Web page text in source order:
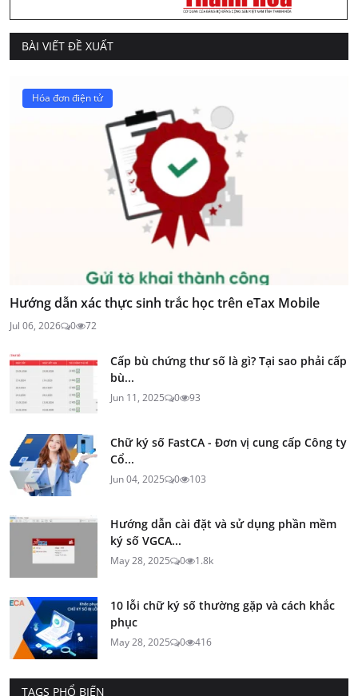
BÀI VIẾT ĐỀ XUẤT
Hóa đơn điện tử
Hướng dẫn xác thực sinh trắc học trên eTax Mobile
Jul 06, 2026 0 72
Cấp bù chứng thư số là gì? Tại sao phải cấp
bù...
Jun 11, 2025 0 93
Chữ ký số FastCA - Đơn vị cung cấp Công ty
Cổ...
Jun 04, 2025 0 103
Hướng dẫn cài đặt và sử dụng phần mềm
ký số VGCA...
May 28, 2025 0 1.8k
10 lỗi chữ ký số thường gặp và cách khắc
phục
May 28, 2025 0 416
TAGS PHỔ BIẾN